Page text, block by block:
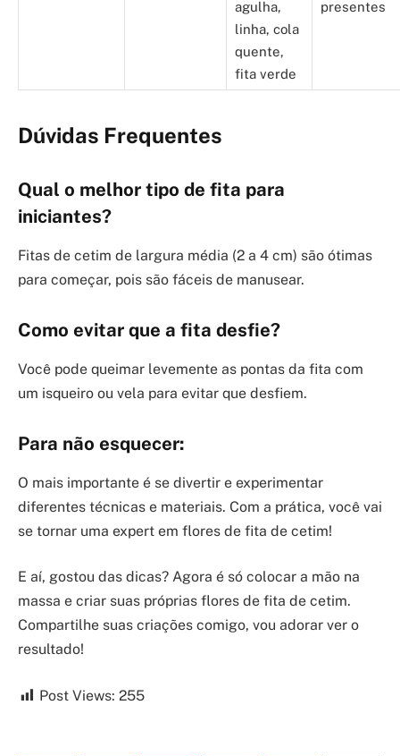
agulha,
linha, cola
quente,
fita verde
presentes
Dúvidas Frequentes
Qual o melhor tipo de fita para
iniciantes?
Fitas de cetim de largura média (2 a 4 cm) são ótimas
para começar, pois são fáceis de manusear.
Como evitar que a fita desfie?
Você pode queimar levemente as pontas da fita com
um isqueiro ou vela para evitar que desfiem.
Para não esquecer:
O mais importante é se divertir e experimentar
diferentes técnicas e materiais. Com a prática, você vai
se tornar uma expert em flores de fita de cetim!
E aí, gostou das dicas? Agora é só colocar a mão na
massa e criar suas próprias flores de fita de cetim.
Compartilhe suas criações comigo, vou adorar ver o
resultado!
Post Views: 255